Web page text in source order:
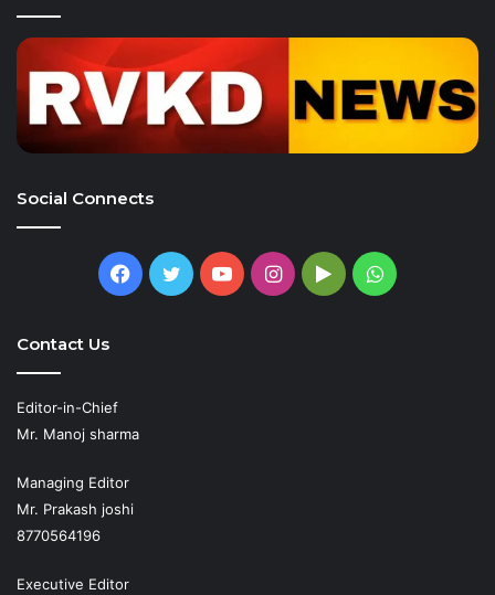
Social Connects
Facebook
TwitterYouTubeInstagram
GoogleWhatsApp
Contact Us
Editor-in-Chief
Mr. Manoj sharma
Managing Editor
Mr. Prakash joshi
8770564196
Executive Editor